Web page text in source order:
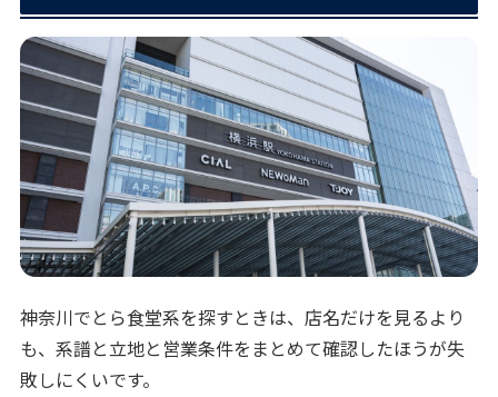
神奈川でとら食堂系を探すときは、店名だけを見るより
も、系譜と立地と営業条件をまとめて確認したほうが失
敗しにくいです。